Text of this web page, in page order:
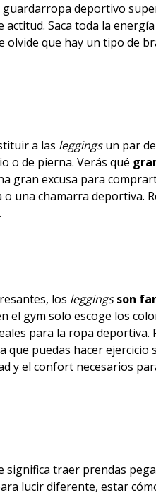
deportivo
Saca toda la
olvide que hay un tipo de
a las leggingsun par de
o de pierna. Verás qué
gran excusa para
una chamarra deportiva.
los leggings son
el gym solo escoge los
para la ropa
puedas hacer ejercicio
y el confort necesarios
traer prendas
lucir diferente, estar